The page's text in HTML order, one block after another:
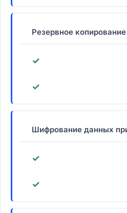
Резервное
✓
✓
Шифрование данных
✓
✓